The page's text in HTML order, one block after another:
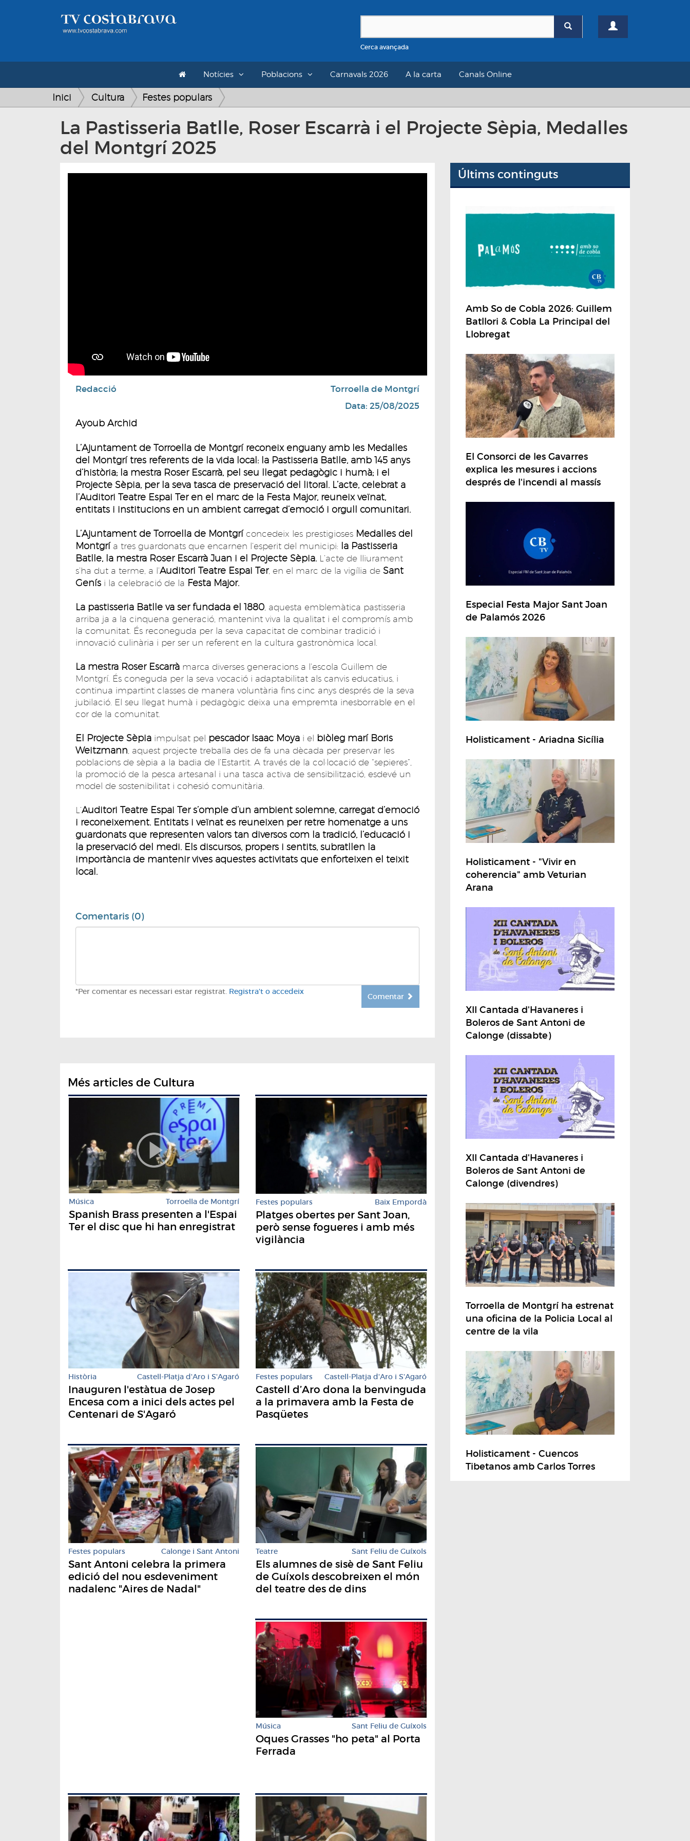
Cerca avançada
Notícies Poblacions Carnavals 2026 A la carta Canals Online
Inici Cultura Festes populars
La Pastisseria Batlle, Roser Escarrà i el Projecte Sèpia, Medalles
del Montgrí 2025
Redacció
Torroella de Montgrí
Data: 25/08/2025
Ayoub Archid
L’Ajuntament de Torroella de Montgrí reconeix enguany amb les Medalles
del Montgrí tres referents de la vida local: la Pastisseria Batlle, amb 145 anys
d’història; la mestra Roser Escarrà, pel seu llegat pedagògic i humà; i el
Projecte Sèpia, per la seva tasca de preservació del litoral. L’acte, celebrat a
l’Auditori Teatre Espai Ter en el marc de la Festa Major, reuneix veïnat,
entitats i institucions en un ambient carregat d’emoció i orgull comunitari.
L’Ajuntament de Torroella de Montgríconcedeix les prestigioses Medalles del
Montgría tres guardonats que encarnen l’esperit del municipi: la Pastisseria
Batlle, la mestra Roser Escarrà Juan i el Projecte Sèpia. L’acte de lliurament
s’ha dut a terme, a l’Auditori Teatre Espai Ter, en el marc de la vigília de Sant
Genís i la celebració de la Festa Major.
La pastisseria Batlle va ser fundada el 1880 , aquesta emblemàtica pastisseria
arriba ja a la cinquena generació, mantenint viva la qualitat i el compromís amb
la comunitat. És reconeguda per la seva capacitat de combinar tradició i
innovació culinària i per ser un referent en la cultura gastronòmica local.
La mestra Roser Escarrà marca diverses generacions a l’escola Guillem de
Montgrí. És coneguda per la seva vocació i adaptabilitat als canvis educatius, i
continua impartint classes de manera voluntària fins cinc anys després de la seva
jubilació. El seu llegat humà i pedagògic deixa una empremta inesborrable en el
cor de la comunitat.
El Projecte Sèpia impulsat pel pescador Isaac Moya i el biòleg marí Boris
Weitzmann , aquest projecte treballa des de fa una dècada per preservar les
poblacions de sèpia a la badia de l’Estartit. A través de la col·locació de “sepieres”,
la promoció de la pesca artesanal i una tasca activa de sensibilització, esdevé un
model de sostenibilitat i cohesió comunitària.
L’Auditori Teatre Espai Ter s’omple d’un ambient solemne, carregat d’emoció
i reconeixement. Entitats i veïnat es reuneixen per retre homenatge a uns
guardonats que representen valors tan diversos com la tradició, l’educació i
la preservació del medi. Els discursos, propers i sentits, subratllen la
importància de mantenir vives aquestes activitats que enforteixen el teixit
local.
Comentaris (0)
*Per comentar es necessari estar registrat. Registra't o accedeix
Comentar
Més articles de Cultura
Música Torroella de Montgrí
Spanish Brass presenten a l'Espai
Ter el disc que hi han enregistrat
Festes populars Baix Empordà
Platges obertes per Sant Joan,
però sense fogueres i amb més
vigilància
Història Castell-Platja d'Aro i S'Agaró
Inauguren l'estàtua de Josep
Encesa com a inici dels actes pel
Centenari de S'Agaró
Festes populars Castell-Platja d'Aro i S'Agaró
Castell d’Aro dona la benvinguda
a la primavera amb la Festa de
Pasqüetes
Festes populars Calonge i Sant Antoni
Sant Antoni celebra la primera
edició del nou esdeveniment
nadalenc "Aires de Nadal"
Teatre Sant Feliu de Guíxols
Els alumnes de sisè de Sant Feliu
de Guíxols descobreixen el món
del teatre des de dins
Música Sant Feliu de Guíxols
Oques Grasses "ho peta" al Porta
Ferrada
Últims continguts
Amb So de Cobla 2026: Guillem
Batllori & Cobla La Principal del
Llobregat
El Consorci de les Gavarres
explica les mesures i accions
després de l'incendi al massís
Especial Festa Major Sant Joan
de Palamós 2026
Holisticament - Ariadna Sicília
Holisticament - "Vivir en
coherencia" amb Veturian
Arana
XII Cantada d'Havaneres i
Boleros de Sant Antoni de
Calonge (dissabte)
XII Cantada d'Havaneres i
Boleros de Sant Antoni de
Calonge (divendres)
Torroella de Montgrí ha estrenat
una oficina de la Policia Local al
centre de la vila
Holisticament - Cuencos
Tibetanos amb Carlos Torres